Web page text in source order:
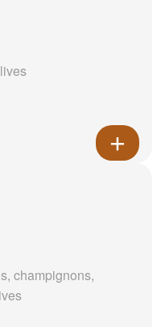
champignons,